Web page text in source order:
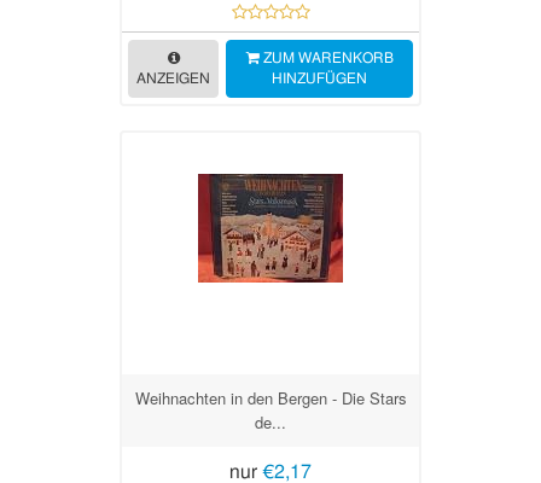
ANZEIGEN
ZUM WARENKORB
HINZUFÜGEN
Weihnachten in den Bergen - Die Stars
de...
nur €2,17